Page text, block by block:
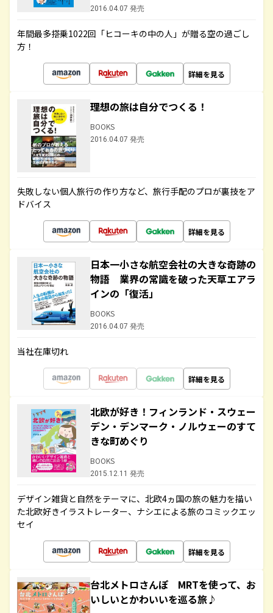
2016.04.07 発売
年間最多搭乗1022回「ヒコーキの中の人」が贈る空の過ごし
方！
詳細を見る
理想の旅は自分でつくる！
BOOKS
2016.04.07 発売
失敗しない個人旅行の作り方など、旅行手配のプロが裏技をア
ドバイス
詳細を見る
日本一小さな航空会社の大きな奇跡の
物語 業界の常識を破った天草エアラ
インの「復活」
BOOKS
2016.04.07 発売
当社在庫切れ
詳細を見る
北欧が好き！フィンランド・スウェー
デン・デンマーク・ノルウェーのすて
きな町めぐり
BOOKS
2015.12.11 発売
デザイン雑貨と自然をテーマに、北欧4ヵ国の旅の魅力を描い
た北欧好きイラストレーター、ナシエによる旅のコミックエッ
セイ
詳細を見る
台北メトロさんぽ MRTを使って、お
いしいとかわいいを巡る旅♪